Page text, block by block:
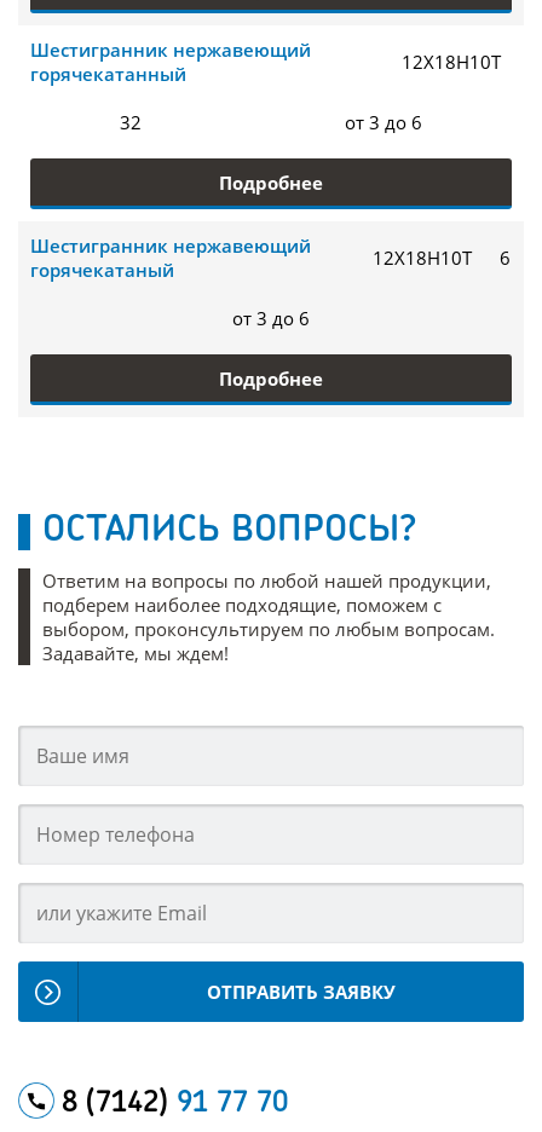
Шестигранник нержавеющий
горячекатанный
12Х18Н10Т
32 от 3 до 6
Подробнее
Шестигранник нержавеющий
горячекатаный
12Х18Н10Т 6
от 3 до 6
Подробнее
ОСТАЛИСЬ ВОПРОСЫ?
Ответим на вопросы по любой нашей продукции,
подберем наиболее подходящие, поможем с
выбором, проконсультируем по любым вопросам.
Задавайте, мы ждем!
ОТПРАВИТЬ ЗАЯВКУ
8 (7142) 91 77 70